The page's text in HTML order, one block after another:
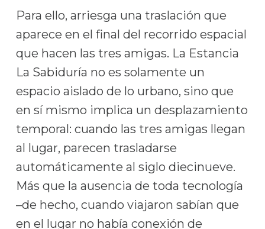
Para ello, arriesga una traslación que
aparece en el final del recorrido espacial
que hacen las tres amigas. La Estancia
La Sabiduría no es solamente un
espacio aislado de lo urbano, sino que
en sí mismo implica un desplazamiento
temporal: cuando las tres amigas llegan
al lugar, parecen trasladarse
automáticamente al siglo diecinueve.
Más que la ausencia de toda tecnología
–de hecho, cuando viajaron sabían que
en el lugar no había conexión de